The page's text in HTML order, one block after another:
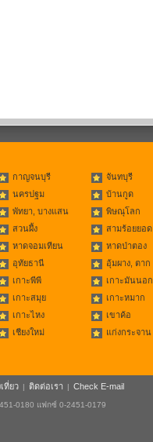
กาญจนบุรี
จันทบุรี
นครปฐม
บ้านกูด
พัทยา, บางแสน
พิษณุโลก
สวนผึ้ง
สามร้อยยอด
หาดจอมเทียน
หาดป่าตอง
อุทัยธานี
อุ้มผาง, ตาก
เกาะพีพี
เกาะมันนอก
เกาะสมุย
เกาะหมาก
เกาะไหง
เขาค้อ
เชียงใหม่
แก่งกระจาน
ที่ยว | ติดต่อเรา | Check E-mail
0180 แฟกซ์ 0-2451-0179